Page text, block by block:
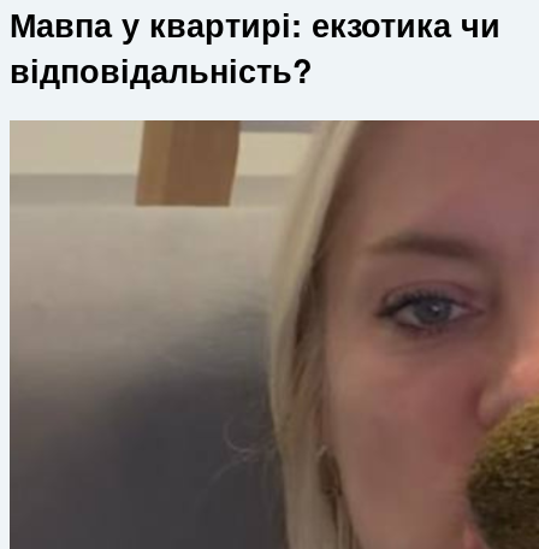
Мавпа у квартирі: екзотика чи
відповідальність?